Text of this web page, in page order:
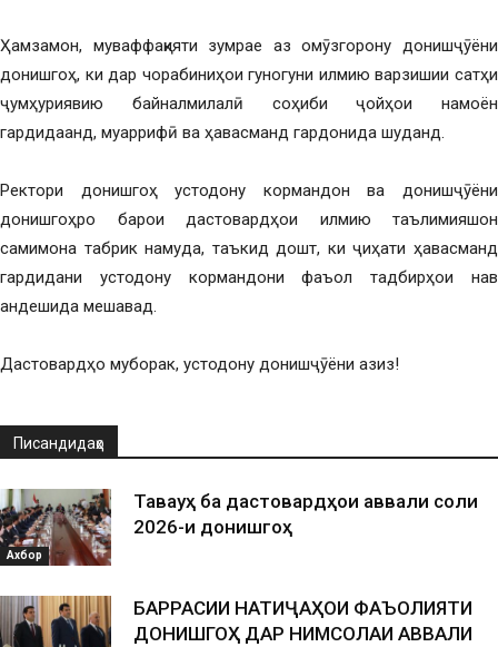
Ҳамзамон, муваффақияти зумрае аз омӯзгорону донишҷӯёни
донишгоҳ, ки дар чорабиниҳои гуногуни илмию варзишии сатҳи
ҷумҳуриявию байналмилалӣ соҳиби ҷойҳои намоён
гардидаанд, муаррифӣ ва ҳавасманд гардонида шуданд.
Ректори донишгоҳ устодону кормандон ва донишҷӯёни
донишгоҳро барои дастовардҳои илмию таълимияшон
самимона табрик намуда, таъкид дошт, ки ҷиҳати ҳавасманд
гардидани устодону кормандони фаъол тадбирҳои нав
андешида мешавад.
Дастовардҳо муборак, устодону донишҷӯёни азиз!
Писандидаҳо
Ахбор
Таваҷҷуҳ ба дастовардҳои аввали соли
2026-и донишгоҳ
БАРРАСИИ НАТИҶАҲОИ ФАЪОЛИЯТИ
ДОНИШГОҲ ДАР НИМСОЛАИ АВВАЛИ